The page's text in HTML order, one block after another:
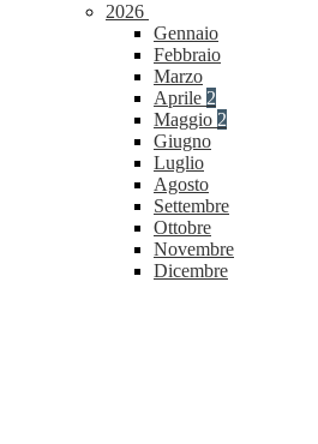
2026
Gennaio
Febbraio
Marzo
Aprile 2
Maggio 2
Giugno
Luglio
Agosto
Settembre
Ottobre
Novembre
Dicembre